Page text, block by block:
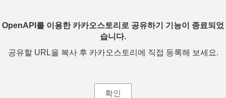
OpenAPI를 이용한 카카오스토리로 공유하기 기능이 종료되었
습니다.
공유할 URL을 복사 후 카카오스토리에 직접 등록해 보세요.
확인